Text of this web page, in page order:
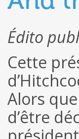
Édito
Cette
Alors
d’être